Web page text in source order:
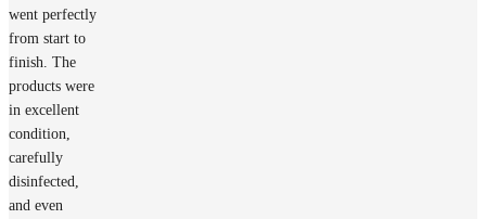
went perfectly
from start to
finish. The
products were
in excellent
condition,
carefully
disinfected,
and even